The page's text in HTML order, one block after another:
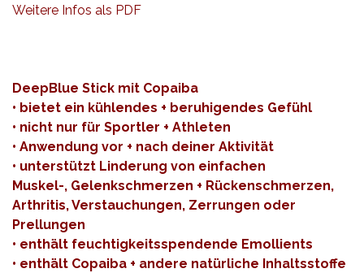
Weitere Infos als PDF
DeepBlue Stick mit Copaiba
• bietet ein kühlendes + beruhigendes Gefühl
• nicht nur für Sportler + Athleten
• Anwendung vor + nach deiner Aktivität
• unterstützt Linderung von einfachen
Muskel-, Gelenkschmerzen + Rückenschmerzen,
Arthritis, Verstauchungen, Zerrungen oder
Prellungen
• enthält feuchtigkeitsspendende Emollients
• enthält Copaiba + andere natürliche Inhaltsstoffe